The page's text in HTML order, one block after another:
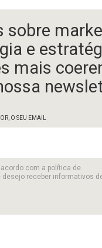
sobre
e
mais
O SEU EMAIL
com a política de
desejo receber informativos